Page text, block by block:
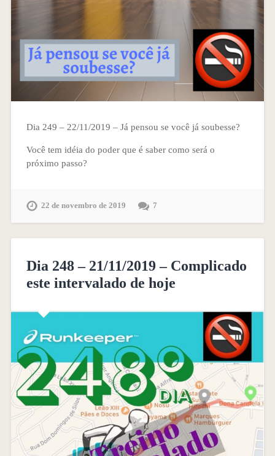
Dia 249 – 22/11/2019 – Já pensou se você já soubesse?
Você tem idéia do poder que é saber como será o
próximo passo?
22 de novembro de 2019 7
Dia 248 – 21/11/2019 – Complicado
este intervalado de hoje